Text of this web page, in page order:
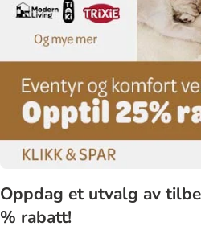
Oppdag et utvalg av
% rabatt!